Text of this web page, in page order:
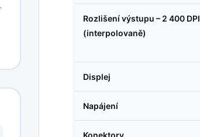
Rozlišení výstupu – 2 400 DPI
(interpolovaně)
Displej
Napájení